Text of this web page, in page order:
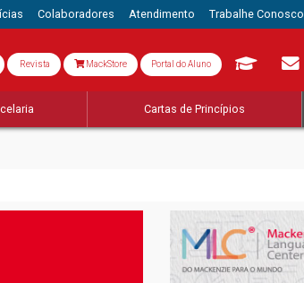
Colaboradores Atendimento Trabalhe Conosco
Revista MackStore Portal do Aluno
Cartas de Princípios